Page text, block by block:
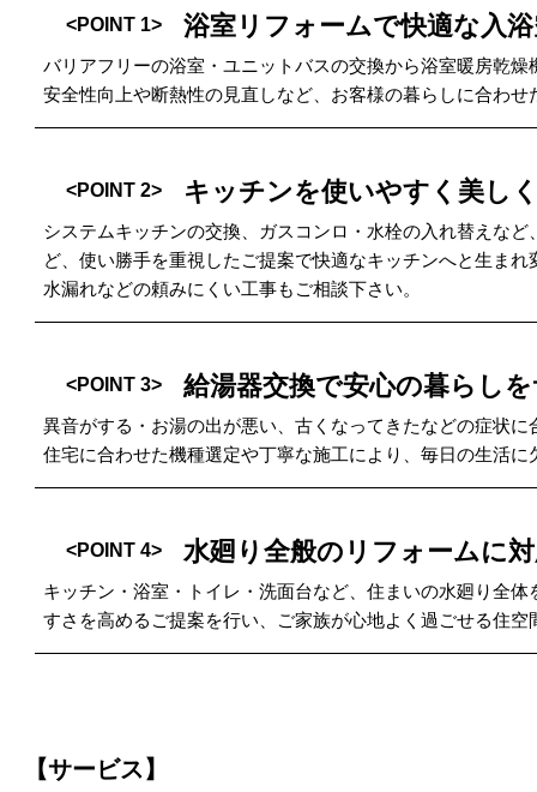
<POINT 1> 浴室リフォームで快適な入
バリアフリーの浴室・ユニットバスの交換から浴室暖房乾
安全性向上や断熱性の見直しなど、お客様の暮らしに合わ
<POINT 2> キッチンを使いやすく美し
システムキッチンの交換、ガスコンロ・水栓の入れ替えな
ど、使い勝手を重視したご提案で快適なキッチンへと生まれ
水漏れなどの頼みにくい工事もご相談下さい。
<POINT 3> 給湯器交換で安心の暮らし
異音がする・お湯の出が悪い、古くなってきたなどの症状
住宅に合わせた機種選定や丁寧な施工により、毎日の生活
<POINT 4> 水廻り全般のリフォームに
キッチン・浴室・トイレ・洗面台など、住まいの水廻り全
すさを高めるご提案を行い、ご家族が心地よく過ごせる住空
【サービス】